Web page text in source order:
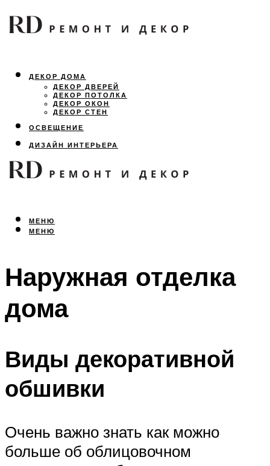
ДЕКОР ДОМА
ДЕКОР ДВЕРЕЙ
ДЕКОР ПОТОЛКА
ДЕКОР ОКОН
ДЕКОР СТЕН
ОСВЕЩЕНИЕ
ДИЗАЙН ИНТЕРЬЕРА
ЛАНДШАФТНЫЙ ДИЗАЙН
ВСЕ ПРО РЕМОНТ
МЕНЮ
МЕНЮ
Наружная отделка
дома
Виды декоративной
обшивки
Очень важно знать как можно
больше об облицовочном